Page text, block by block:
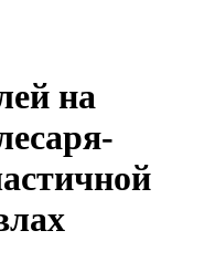
на